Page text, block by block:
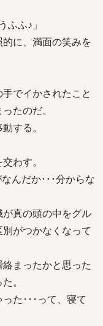
ふふ♪」
に、満面の笑みを
でイかされたこと
たのだ。
する。
わす。
んだか･･･分からな
真の頭の中をグル
がつかなくなって
まったかと思った
。
た･･･って、寝て